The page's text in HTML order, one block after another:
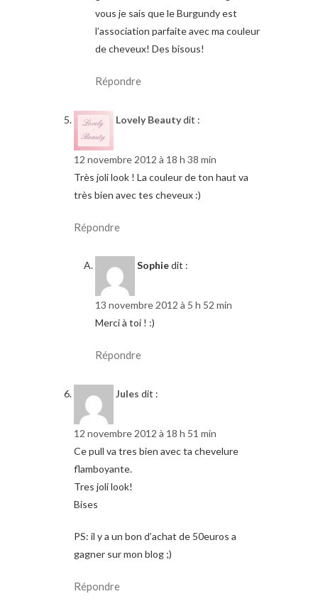
vous je sais que le Burgundy est
l’association parfaite avec ma couleur
de cheveux! Des bisous!
Répondre
Lovely Beautydit :
12 novembre 2012 à 18 h 38 min
Très joli look ! La couleur de ton haut va
très bien avec tes cheveux :)
Répondre
Sophiedit :
13 novembre 2012 à 5 h 52 min
Merci à toi ! :)
Répondre
Jules dit :
12 novembre 2012 à 18 h 51 min
Ce pull va tres bien avec ta chevelure
flamboyante.
Tres joli look!
Bises
PS: il y a un bon d’achat de 50euros a
gagner sur mon blog ;)
Répondre